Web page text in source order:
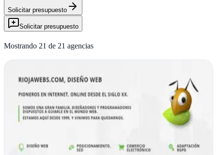
Solicitar presupuesto
Solicitar presupuesto
Mostrando 21 de 21 agencias
Riojawebs.com
Logroño, La Rioja
modernos y funcionales para empresas que buscan presencia online